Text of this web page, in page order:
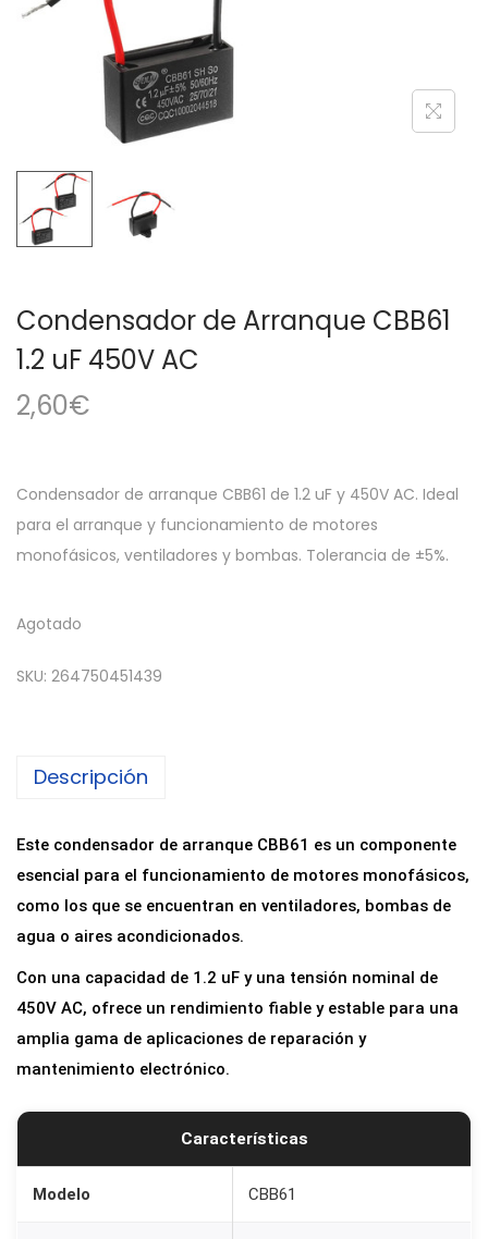
Condensador de Arranque CBB61
1.2 uF 450V AC
2,60€
Condensador de arranque CBB61 de 1.2 uF y 450V AC. Ideal
para el arranque y funcionamiento de motores
monofásicos, ventiladores y bombas. Tolerancia de ±5%.
Agotado
SKU: 264750451439
Descripción
Este condensador de arranque CBB61 es un componente
esencial para el funcionamiento de motores monofásicos,
como los que se encuentran en ventiladores, bombas de
agua o aires acondicionados.
Con una capacidad de 1.2 uF y una tensión nominal de
450V AC, ofrece un rendimiento fiable y estable para una
amplia gama de aplicaciones de reparación y
mantenimiento electrónico.
Características
Modelo CBB61